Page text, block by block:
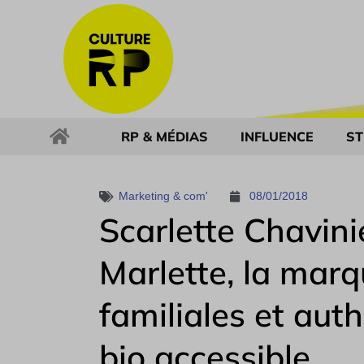
RP & MÉDIAS INFLUENCE
Marketing & com' 08/01/2018
Scarlette
Marlette, la
familiales et